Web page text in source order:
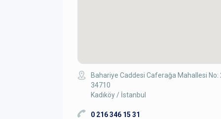
Bahariye Caddesi Caferağa Mahallesi No:
34710
Kadıköy / İstanbul
0 216 346 15 31